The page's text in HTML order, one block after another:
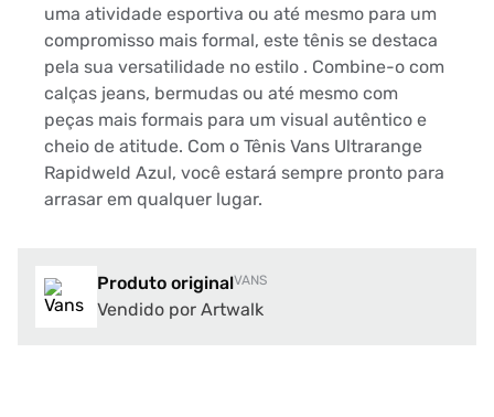
uma atividade esportiva ou até mesmo para um
compromisso mais formal, este tênis se destaca
pela sua versatilidade no estilo . Combine-o com
calças jeans, bermudas ou até mesmo com
peças mais formais para um visual autêntico e
cheio de atitude. Com o Tênis Vans Ultrarange
Rapidweld Azul, você estará sempre pronto para
arrasar em qualquer lugar.
Produto originalVANS
Vendido por Artwalk